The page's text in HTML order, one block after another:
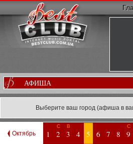
АФИША
Выберите ваш город (афиша в
Октябрь 1
С
2
В
3 4 5 6 7 8
С
9